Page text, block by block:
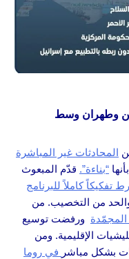
وطهران وسط
المحادثات غير المباشرة
“بناءة”. قدّم المبعوث
تفكيكاً كاملاً للبرنامج
من التخصيب. من
المجمّدة ورفضت توسيع
الإقليمية. ومن
بشكل مباشر في روما